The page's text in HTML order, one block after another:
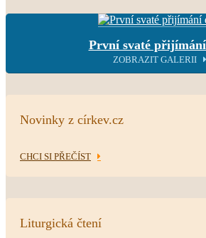
První svaté
ZOBRAZIT GALERII
Novinky z církev.cz
CHCI SI PŘEČÍST
Liturgická čtení